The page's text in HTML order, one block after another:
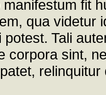
fit
qua videtur
Tali
corpora sint,